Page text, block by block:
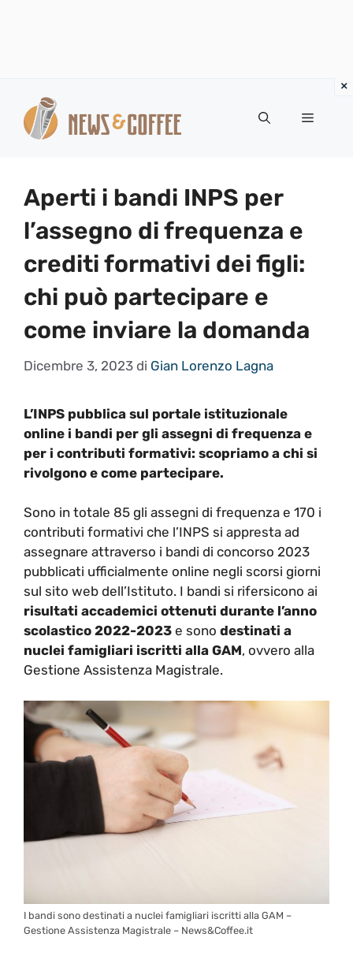
contenuto
Menu
Aperti i bandi INPS per
l’assegno di frequenza e
crediti formativi dei figli:
chi può partecipare e
come inviare la domanda
Dicembre 3, 2023 di Gian Lorenzo Lagna
L’INPS pubblica sul portale istituzionale
online i bandi per gli assegni di frequenza e
per i contributi formativi: scopriamo a chi si
rivolgono e come partecipare.
Sono in totale 85 gli assegni di frequenza e 170 i
contributi formativi che l’INPS si appresta ad
assegnare attraverso i bandi di concorso 2023
pubblicati ufficialmente online negli scorsi giorni
sul sito web dell’Istituto. I bandi si rifersicono ai
risultati accademici ottenuti durante l’anno
scolastico 2022-2023 e sono destinati a
nuclei famigliari iscritti alla GAM, ovvero alla
Gestione Assistenza Magistrale.
I bandi sono destinati a nuclei famigliari iscritti alla GAM –
Gestione Assistenza Magistrale – News&Coffee.it